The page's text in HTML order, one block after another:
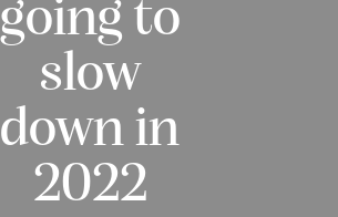
going to
slow
down in
2022